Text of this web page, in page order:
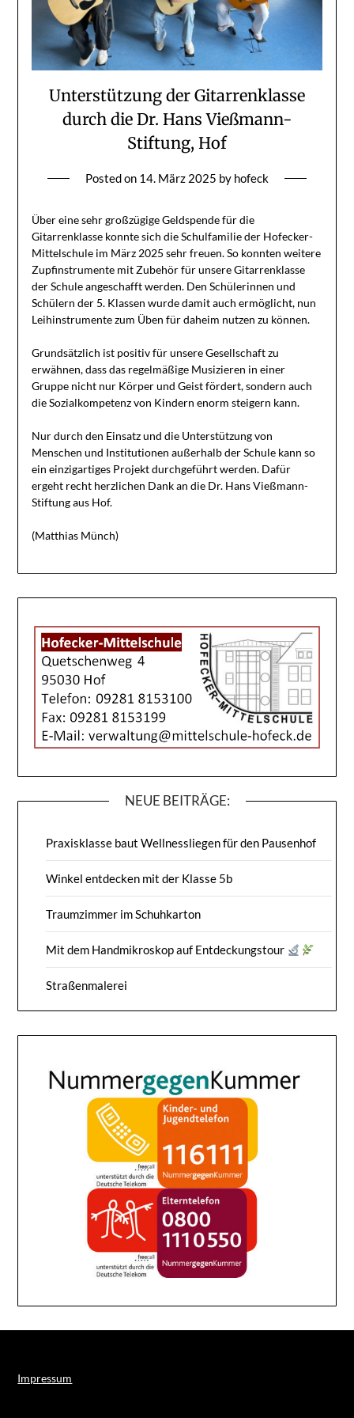
Unterstützung der Gitarrenklasse
durch die Dr. Hans Vießmann-
Stiftung, Hof
Posted on 14. März 2025 by hofeck
Über eine sehr großzügige Geldspende für die
Gitarrenklasse konnte sich die Schulfamilie der Hofecker-
Mittelschule im März 2025 sehr freuen. So konnten weitere
Zupfinstrumente mit Zubehör für unsere Gitarrenklasse
der Schule angeschafft werden. Den Schülerinnen und
Schülern der 5. Klassen wurde damit auch ermöglicht, nun
Leihinstrumente zum Üben für daheim nutzen zu können.
Grundsätzlich ist positiv für unsere Gesellschaft zu
erwähnen, dass das regelmäßige Musizieren in einer
Gruppe nicht nur Körper und Geist fördert, sondern auch
die Sozialkompetenz von Kindern enorm steigern kann.
Nur durch den Einsatz und die Unterstützung von
Menschen und Institutionen außerhalb der Schule kann so
ein einzigartiges Projekt durchgeführt werden. Dafür
ergeht recht herzlichen Dank an die Dr. Hans Vießmann-
Stiftung aus Hof.
(Matthias Münch)
NEUE BEITRÄGE:
Praxisklasse baut Wellnessliegen für den Pausenhof
Winkel entdecken mit der Klasse 5b
Traumzimmer im Schuhkarton
Mit dem Handmikroskop auf Entdeckungstour
Straßenmalerei
Impressum